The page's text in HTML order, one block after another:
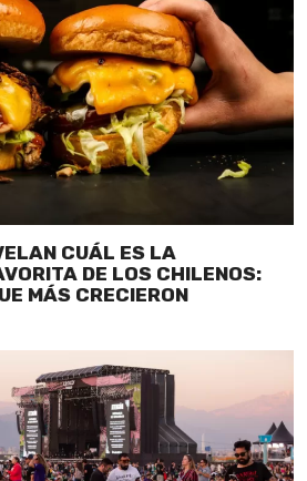
CUÁL ES LA
DE LOS CHILENOS:
MÁS CRECIERON